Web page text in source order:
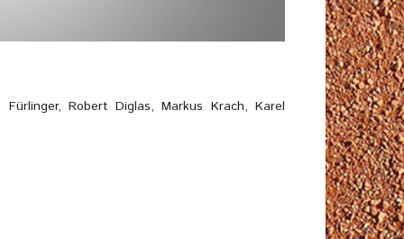
Robert Diglas, Markus Krach, Karel